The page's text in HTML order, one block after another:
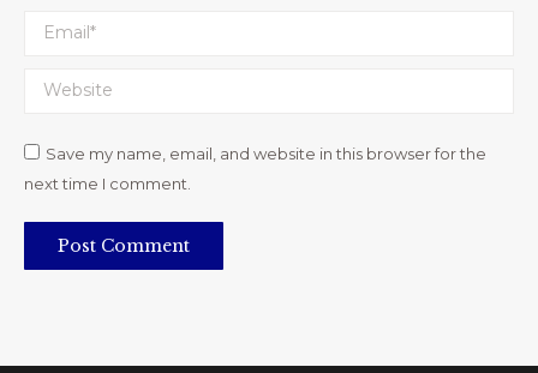
Email *
Website
Save my name, email, and website in this browser for the
next time I comment.
Post Comment